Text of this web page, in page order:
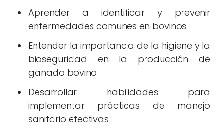
Aprender a identificar y prevenir
enfermedades comunes en bovinos
Entender la importancia de la higiene y la
bioseguridad en la producción de
ganado bovino
Desarrollar habilidades para
implementar prácticas de manejo
sanitario efectivas